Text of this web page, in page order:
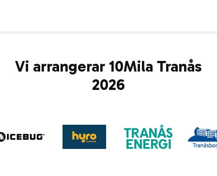
Vi arrangerar 10Mila Tranås
2026